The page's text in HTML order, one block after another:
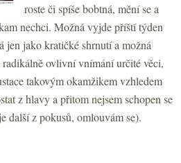
roste či spíše bobtná, mění se a
nechci. Možná vyjde příští týden
jen jako kratičké shrnutí a možná
ovlivní vnímání určité věci,
takovým okamžikem vzhledem
z hlavy a přitom nejsem schopen se
další z pokusů, omlouvám se).